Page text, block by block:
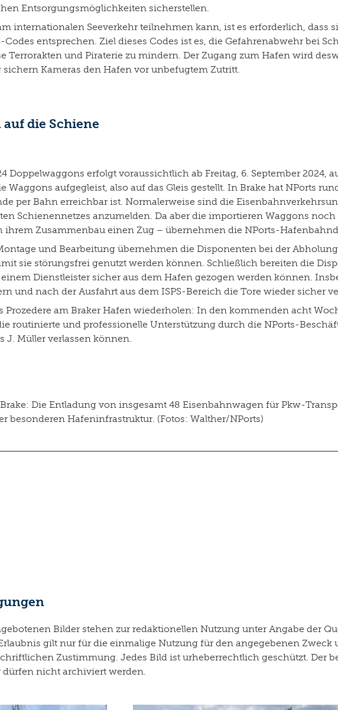
Entsorgungsmöglichkeiten sicherstellen.
internationalen Seeverkehr teilnehmen kann, ist es erforderlich, dass
Codes entsprechen. Ziel dieses Codes ist es, die Gefahrenabwehr bei
Terrorakten und Piraterie zu mindern. Der Zugang zum Hafen wird
Kameras den Hafen vor unbefugtem Zutritt.
die Schiene
Doppelwaggons erfolgt voraussichtlich ab Freitag, 6. September 2024,
Waggons aufgegleist, also auf das Gleis gestellt. In Brake hat NPorts
per Bahn erreichbar ist. Normalerweise sind die
Schienennetzes anzumelden. Da aber die importieren Waggons
ihrem Zusammenbau einen Zug – übernehmen die NPorts-
und Bearbeitung übernehmen die Disponenten bei der
sie störungsfrei genutzt werden können. Schließlich bereiten die
Dienstleister sicher aus dem Hafen gezogen werden können.
und nach der Ausfahrt aus dem ISPS-Bereich die Tore wieder sicher
Prozedere am Braker Hafen wiederholen: In den kommenden acht
routinierte und professionelle Unterstützung durch die NPorts-
J. Müller verlassen können.
Die Entladung von insgesamt 48 Eisenbahnwagen für Pkw-
besonderen Hafeninfrastruktur. (Fotos: Walther/NPorts)
Bilder stehen zur redaktionellen Nutzung unter Angabe der
gilt nur für die einmalige Nutzung für den angegebenen
Zustimmung. Jedes Bild ist urheberrechtlich geschützt. Der
dürfen nicht archiviert werden.